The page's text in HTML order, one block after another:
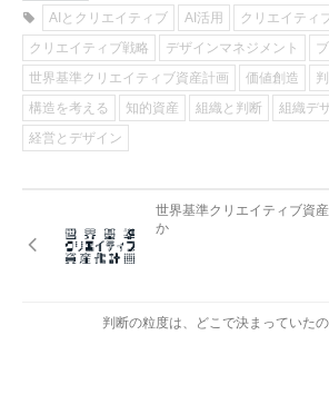
AIとクリエイティブ
AI活用
クリエイティ
クリエイティブ戦略
デザインマネジメント
世界基準クリエイティブ資産計画
価値創造
構造を考える
知的資産 組織と判断
組織デ
経営とデザイン
世界基準クリエイティブ資
か
判断の粒度は、どこで決まっていた